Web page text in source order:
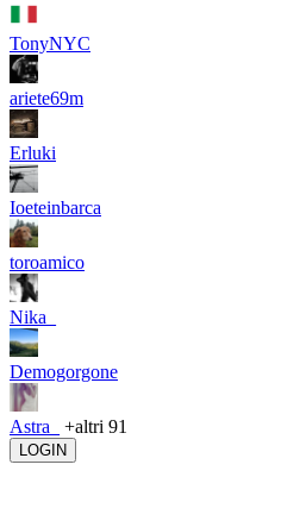
TonyNYC
ariete69m
Erluki
Ioeteinbarca
toroamico
Nika_
Demogorgone
Astra_ +altri 91
LOGIN